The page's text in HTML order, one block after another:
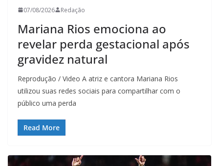
07/08/2026 Redação
Mariana Rios emociona ao
revelar perda gestacional após
gravidez natural
Reprodução / Video A atriz e cantora Mariana Rios
utilizou suas redes sociais para compartilhar com o
público uma perda
Read More